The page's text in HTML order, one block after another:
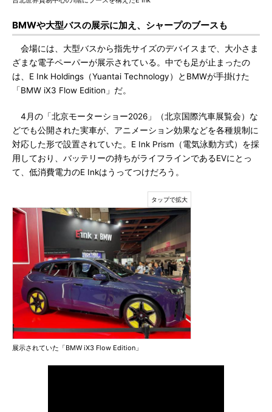
BMWや大型バスの展示に加え、シャープのブースも
会場には、大型バスから指先サイズのデバイスまで、大小さま
ざまな電子ペーパーが展示されている。中でも足が止まったの
は、E Ink Holdings（Yuantai Technology）とBMWが手掛けた
「BMW iX3 Flow Edition」だ。
4月の「北京モーターショー2026」（北京国際汽車展覧会）な
どでも公開された実車が、アニメーション効果などを各種規制に
対応した形で設置されていた。E Ink Prism（電気泳動方式）を採
用しており、バッテリーの持ちがライフラインであるEVにとっ
て、低消費電力のE Inkはうってつけだろう。
展示されていた「BMW iX3 Flow Edition」